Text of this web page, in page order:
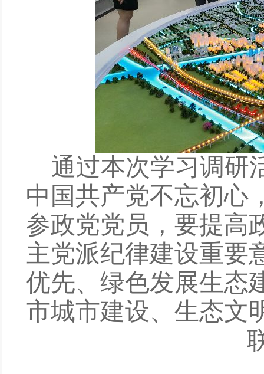
通过本次学习调研
中国共产党不忘初心
参政党党员，要提高
主党派纪律建设重要
优先、绿色发展生态
市城市建设、生态文